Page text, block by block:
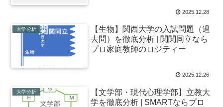
2025.12.28
大学分析
【生物】関西大学の入試問題（過
去問）を徹底分析 | 関関同立なら
プロ家庭教師のロジティー
2025.12.26
大学分析
【文学部・現代心理学部】立教大
学を徹底分析 | SMARTならプロ